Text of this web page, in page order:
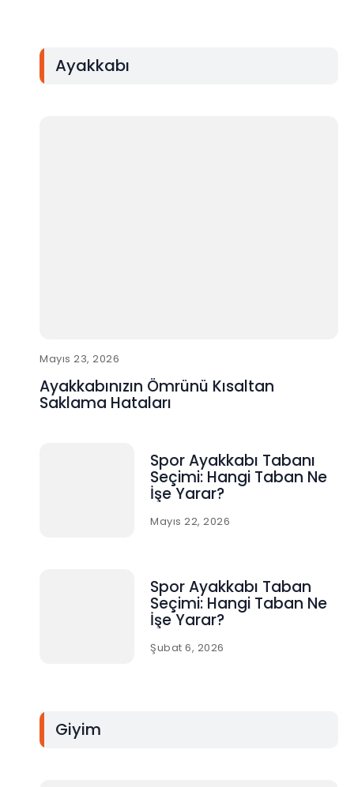
Ayakkabı
Mayıs 23, 2026
Ayakkabınızın Ömrünü Kısaltan
Saklama Hataları
Spor Ayakkabı Tabanı
Seçimi: Hangi Taban Ne
İşe Yarar?
Mayıs 22, 2026
Spor Ayakkabı Taban
Seçimi: Hangi Taban Ne
İşe Yarar?
Şubat 6, 2026
Giyim